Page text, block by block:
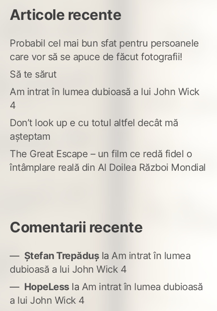
Articole recente
Probabil cel mai bun sfat pentru persoanele
care vor să se apuce de făcut fotografii!
Să te sărut
Am intrat în lumea dubioasă a lui John Wick
4
Don’t look up e cu totul altfel decât mă
așteptam
The Great Escape – un film ce redă fidel o
întâmplare reală din Al Doilea Război Mondial
Comentarii recente
Ștefan Trepădușla Am intrat în lumea
dubioasă a lui John Wick 4
HopeLessla Am intrat în lumea dubioasă
a lui John Wick 4